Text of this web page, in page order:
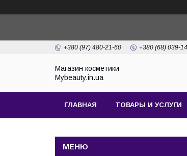
+380 (97) 480-21-60 +380 (68) 039-
Магазин косметики
Mybeauty.in.ua
ГЛАВНАЯ ТОВАРЫ И УСЛУГИ